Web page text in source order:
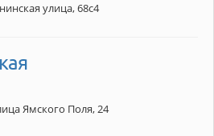
улица, 68с4
Ямского Поля, 24